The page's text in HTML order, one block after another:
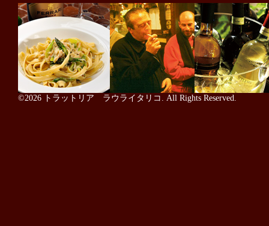
©2026 トラットリア ラウライタリコ . All Rights Reserved.